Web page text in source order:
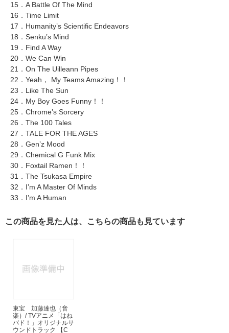
15．A Battle Of The Mind
16．Time Limit
17．Humanity’s Scientific Endeavors
18．Senku’s Mind
19．Find A Way
20．We Can Win
21．On The Uilleann Pipes
22．Yeah， My Teams Amazing！！
23．Like The Sun
24．My Boy Goes Funny！！
25．Chrome’s Sorcery
26．The 100 Tales
27．TALE FOR THE AGES
28．Gen’z Mood
29．Chemical G Funk Mix
30．Foxtail Ramen！！
31．The Tsukasa Empire
32．I’m A Master Of Minds
33．I’m A Human
この商品を見た人は、こちらの商品も見ています
東宝 加藤達也（音
楽）/ TVアニメ「はね
バド！」オリジナルサ
ウンドトラック 【C